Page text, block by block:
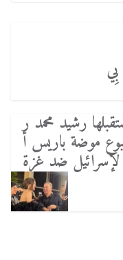
رشيد محمد ر
موضة باريس أ
ضد غزة